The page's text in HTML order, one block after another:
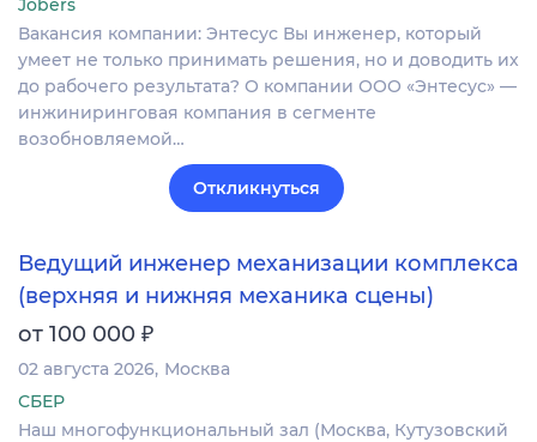
Jobers
Вакансия компании: Энтесус Вы инженер, который
умеет не только принимать решения, но и доводить их
до рабочего результата? О компании ООО «Энтесус» —
инжиниринговая компания в сегменте
возобновляемой…
Откликнуться
Ведущий инженер механизации комплекса
(верхняя и нижняя механика сцены)
от 100 000 ₽
02 августа 2026 Москва
СБЕР
Наш многофункциональный зал (Москва, Кутузовский